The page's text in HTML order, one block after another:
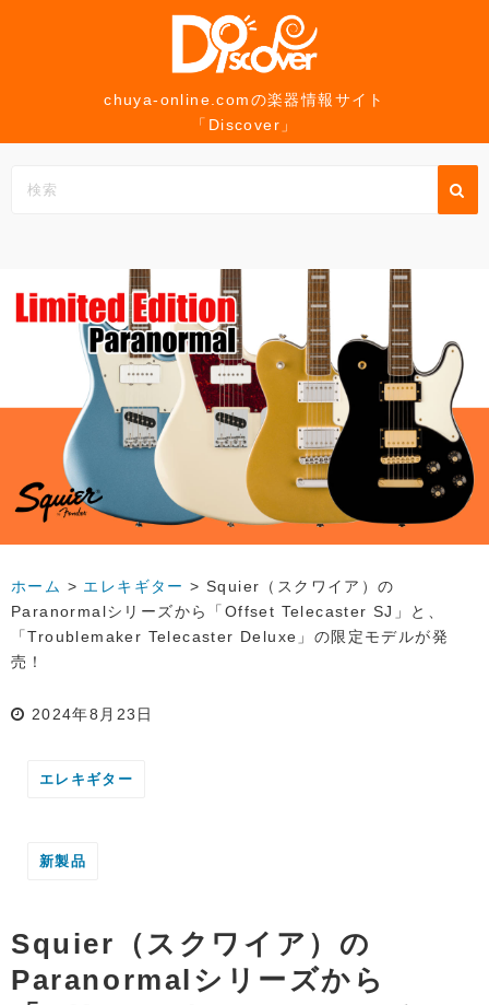
chuya-online.comの楽器情報サイト
「Discover」
ホーム > エレキギター >Squier（スクワイア）の
Paranormalシリーズから「Offset Telecaster SJ」と、
「Troublemaker Telecaster Deluxe」の限定モデルが発
売！
2024年8月23日
エレキギター
新製品
Squier（スクワイア）の
Paranormalシリーズから